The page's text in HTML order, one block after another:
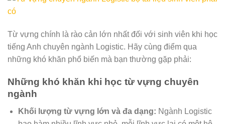
Từ vựng chính là rào cản lớn nhất đối với sinh viên khi học
tiếng Anh chuyên ngành Logistic. Hãy cùng điểm qua
những khó khăn phổ biến mà bạn thường gặp phải:
Những khó khăn khi học từ vựng chuyên
ngành
Khối lượng từ vựng lớn và đa dạng: Ngành Logistic